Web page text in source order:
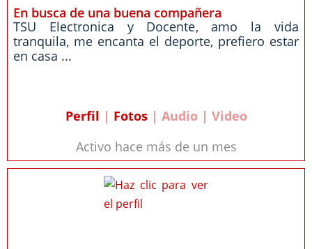
En busca de una buena compañera
TSU Electronica y Docente, amo la vida
tranquila, me encanta el deporte, prefiero estar
en casa ...
Perfil | Fotos| Audio | Video
Activo hace más de un mes